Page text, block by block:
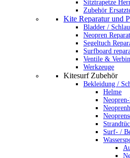
Sitztrapetze
Zubehör
Kite Reparatur und
Bladder /
Neopren
Segeltuch
Surfboard
Ventile &
Werkzeuge
Kitesurf Zubehör
Bekleidung /
Helme
Surf- /